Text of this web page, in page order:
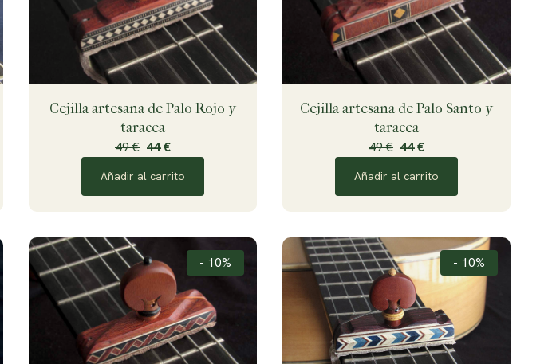
Cejilla artesana de Palo Rojo y
taracea
49 € 44 €
Añadir al carrito
Cejilla artesana de Palo Santo y
taracea
49 € 44 €
Añadir al carrito
- 10% - 10%